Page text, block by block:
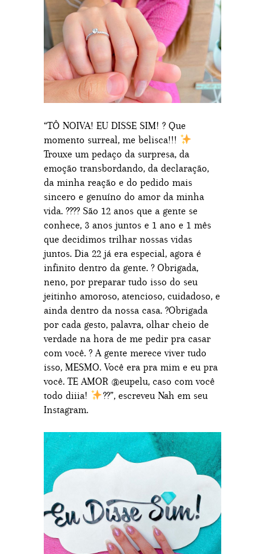
“TÔ NOIVA! EU DISSE SIM! ? Que
momento surreal, me belisca!!!
Trouxe um pedaço da surpresa, da
emoção transbordando, da declaração,
da minha reação e do pedido mais
sincero e genuíno do amor da minha
vida. ???? São 12 anos que a gente se
conhece, 3 anos juntos e 1 ano e 1 mês
que decidimos trilhar nossas vidas
juntos. Dia 22 já era especial, agora é
infinito dentro da gente. ? Obrigada,
neno, por preparar tudo isso do seu
jeitinho amoroso, atencioso, cuidadoso, e
ainda dentro da nossa casa. ?Obrigada
por cada gesto, palavra, olhar cheio de
verdade na hora de me pedir pra casar
com você. ? A gente merece viver tudo
isso, MESMO. Você era pra mim e eu pra
você. TE AMOR @eupelu, caso com você
todo diiia!
??”, escreveu Nah em seu
Instagram.